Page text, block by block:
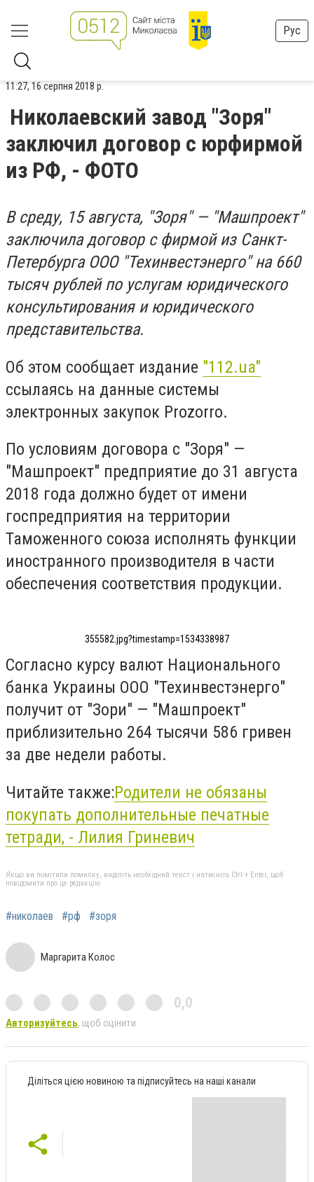
Рус
11:27, 16 серпня 2018 р.
Николаевский завод "Зоря"
заключил договор с юрфирмой
из РФ, - ФОТО
В среду, 15 августа, "Зоря" — "Машпроект"
заключила договор с фирмой из Санкт-
Петербурга ООО "Техинвестэнерго" на 660
тысяч рублей по услугам юридического
консультирования и юридического
представительства.
Об этом сообщает издание "112.ua"
ссылаясь на данные системы
электронных закупок Prozorro.
По условиям договора с "Зоря" —
"Машпроект" предприятие до 31 августа
2018 года должно будет от имени
госпредприятия на территории
Таможенного союза исполнять функции
иностранного производителя в части
обеспечения соответствия продукции.
355582.jpg?timestamp=1534338987
Согласно курсу валют Национального
банка Украины ООО "Техинвестэнерго"
получит от "Зори" — "Машпроект"
приблизительно 264 тысячи 586 гривен
за две недели работы.
Читайте также:Родители не обязаны
покупать дополнительные печатные
тетради, - Лилия Гриневич
Якщо ви помітили помилку, виділіть необхідний текст і натисніть Ctrl + Enter, щоб
повідомити про це редакцію
#николаев #рф #зоря
Маргарита Колос
0,0
Авторизуйтесь, щоб оцінити
Діліться цією новиною та підписуйтесь на наші канали